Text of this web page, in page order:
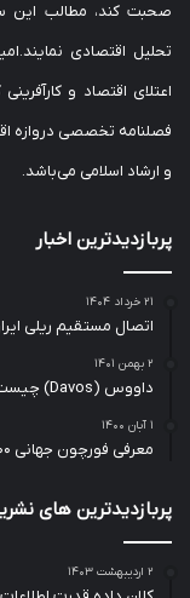
صحبت کند، مطالب این
تحلیل اقتصادی
اعتلای اقتصاد و
و ارشاد اسلامی می‌باشد.
پربازدیدترین اخبار
۲۱ خرداد ۱۴۰۴
اتصال مستقیم ریلی
۲ بهمن ۱۴۰۱
داووس (Davos) چیست؟ میز مذاکره مجمع جهانی اقتصاد
۱ آبان ۱۴۰۰
معرفی فورچون جهانی ۵۰۰ و رتبه بندی ۵۰۰ شرکت برتر جهان
پربازدیدترین های
۲ اردیبهشت ۱۴۰۳